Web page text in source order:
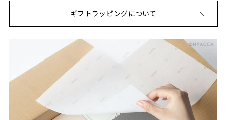
ギフトラッピングについて